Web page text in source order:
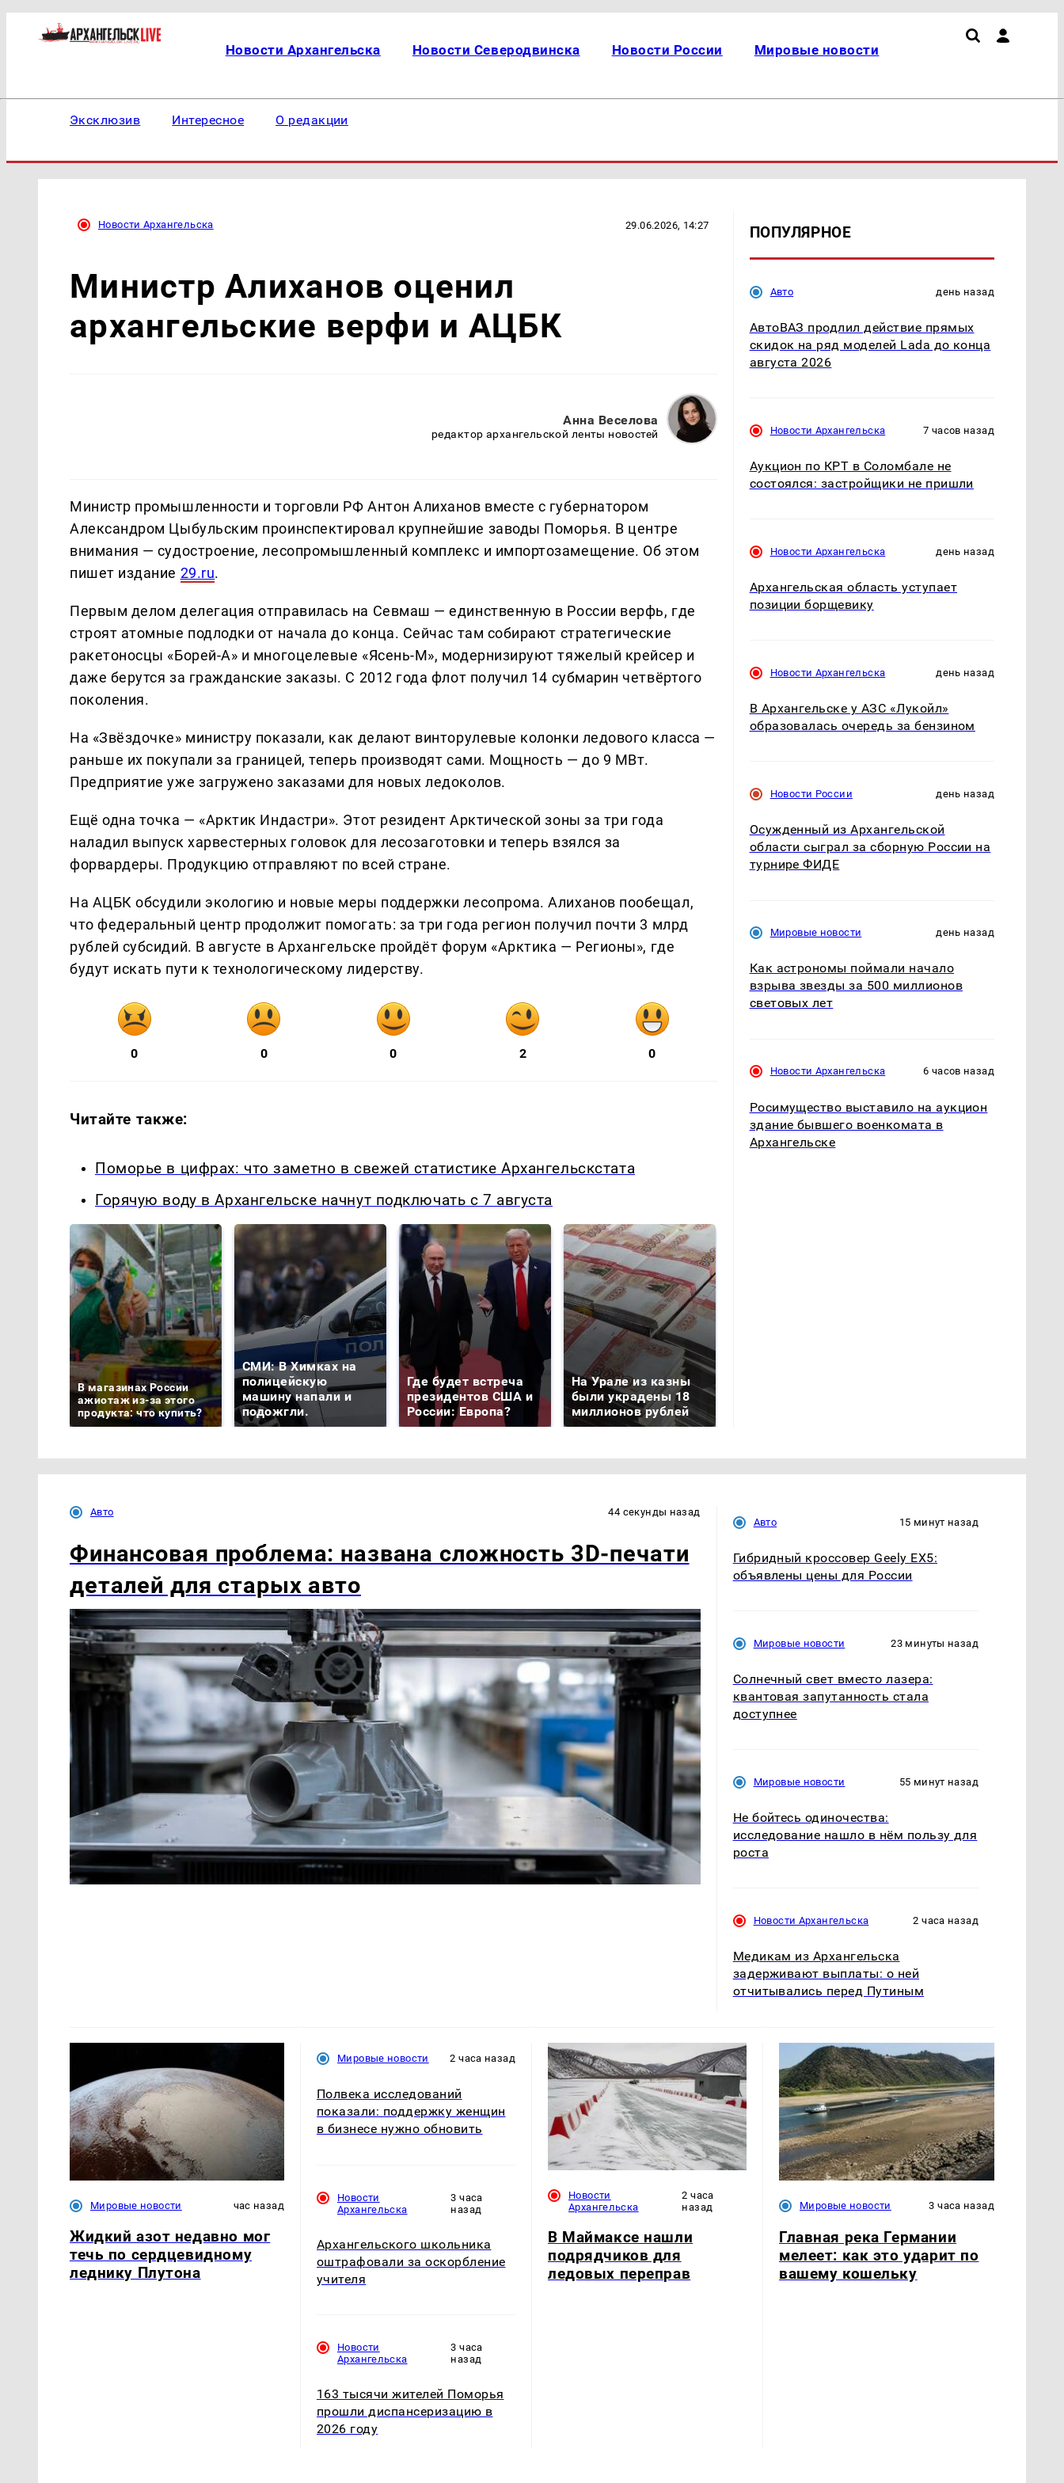
Новости Архангельска Новости Северодвинска Новости России Мировые новости
Эксклюзив Интересное О редакции
Новости Архангельска 29.06.2026, 14:27
Министр Алиханов оценил
архангельские верфи и АЦБК
Анна Веселова
редактор архангельской ленты новостей
Министр промышленности и торговли РФ Антон Алиханов вместе с губернатором
Александром Цыбульским проинспектировал крупнейшие заводы Поморья. В центре
внимания — судостроение, лесопромышленный комплекс и импортозамещение. Об этом
пишет издание 29.ru.
Первым делом делегация отправилась на Севмаш — единственную в России верфь, где
строят атомные подлодки от начала до конца. Сейчас там собирают стратегические
ракетоносцы «Борей-А» и многоцелевые «Ясень-М», модернизируют тяжелый крейсер и
даже берутся за гражданские заказы. С 2012 года флот получил 14 субмарин четвёртого
поколения.
На «Звёздочке» министру показали, как делают винторулевые колонки ледового класса —
раньше их покупали за границей, теперь производят сами. Мощность — до 9 МВт.
Предприятие уже загружено заказами для новых ледоколов.
Ещё одна точка — «Арктик Индастри». Этот резидент Арктической зоны за три года
наладил выпуск харвестерных головок для лесозаготовки и теперь взялся за
форвардеры. Продукцию отправляют по всей стране.
На АЦБК обсудили экологию и новые меры поддержки лесопрома. Алиханов пообещал,
что федеральный центр продолжит помогать: за три года регион получил почти 3 млрд
рублей субсидий. В августе в Архангельске пройдёт форум «Арктика — Регионы», где
будут искать пути к технологическому лидерству.
0 0 0 2 0
Читайте также:
Поморье в цифрах: что заметно в свежей статистике Архангельскстата
Горячую воду в Архангельске начнут подключать с 7 августа
В магазинах России
ажиотаж из-за этого
продукта: что купить?
СМИ: В Химках на
полицейскую
машину напали и
подожгли.
Где будет встреча
президентов США и
России: Европа?
На Урале из казны
были украдены 18
миллионов рублей
ПОПУЛЯРНОЕ
Авто день назад
АвтоВАЗ продлил действие прямых
скидок на ряд моделей Lada до конца
августа 2026
Новости Архангельска 7 часов назад
Аукцион по КРТ в Соломбале не
состоялся: застройщики не пришли
Новости Архангельска день назад
Архангельская область уступает
позиции борщевику
Новости Архангельска день назад
В Архангельске у АЗС «Лукойл»
образовалась очередь за бензином
Новости России день назад
Осужденный из Архангельской
области сыграл за сборную России на
турнире ФИДЕ
Мировые новости день назад
Как астрономы поймали начало
взрыва звезды за 500 миллионов
световых лет
Новости Архангельска 6 часов назад
Росимущество выставило на аукцион
здание бывшего военкомата в
Архангельске
Авто 44 секунды назад
Финансовая проблема: названа сложность 3D-печати
деталей для старых авто
Авто 15 минут назад
Гибридный кроссовер Geely EX5:
объявлены цены для России
Мировые новости 23 минуты назад
Солнечный свет вместо лазера:
квантовая запутанность стала
доступнее
Мировые новости 55 минут назад
Не бойтесь одиночества:
исследование нашло в нём пользу для
роста
Новости Архангельска 2 часа назад
Медикам из Архангельска
задерживают выплаты: о ней
отчитывались перед Путиным
Мировые новости час назад
Жидкий азот недавно мог
течь по сердцевидному
леднику Плутона
Мировые новости 2 часа назад
Полвека исследований
показали: поддержку женщин
в бизнесе нужно обновить
Новости
Архангельска
3 часа
назад
Архангельского школьника
оштрафовали за оскорбление
учителя
Новости
Архангельска
3 часа
назад
163 тысячи жителей Поморья
прошли диспансеризацию в
2026 году
Новости
Архангельска
2 часа
назад
В Маймаксе нашли
подрядчиков для
ледовых переправ
Мировые новости 3 часа назад
Главная река Германии
мелеет: как это ударит по
вашему кошельку